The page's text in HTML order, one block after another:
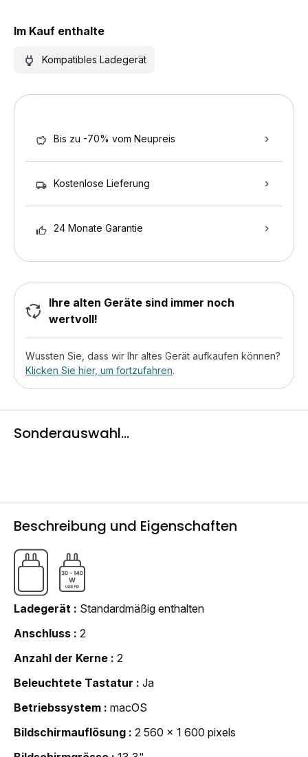
Im Kauf enthalte
Kompatibles Ladegerät
Bis zu -70% vom Neupreis
Kostenlose Lieferung
24 Monate Garantie
Ihre alten Geräte sind immer noch
wertvoll!
Wussten Sie, dass wir Ihr altes Gerät aufkaufen können?
Klicken Sie hier, um fortzufahren.
Sonderauswahl...
Beschreibung und Eigenschaften
Ladegerät
Standardmäßig enthalten
Anschluss
2
Anzahl der Kerne
2
Beleuchtete Tastatur
Ja
Betriebssystem
macOS
Bildschirmauflösung
2 560 x 1 600 pixels